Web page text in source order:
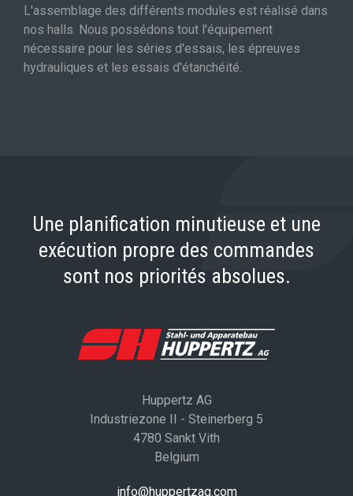
L'assemblage des différents modules est réalisé dans
nos halls. Nous possédons tout l'équipement
nécessaire pour les séries d'essais, les épreuves
hydrauliques et les essais d'étanchéité.
Une planification minutieuse et une
exécution propre des commandes
sont nos priorités absolues.
Huppertz AG
Industriezone II - Steinerberg 5
4780 Sankt Vith
Belgium
info@huppertzag.com